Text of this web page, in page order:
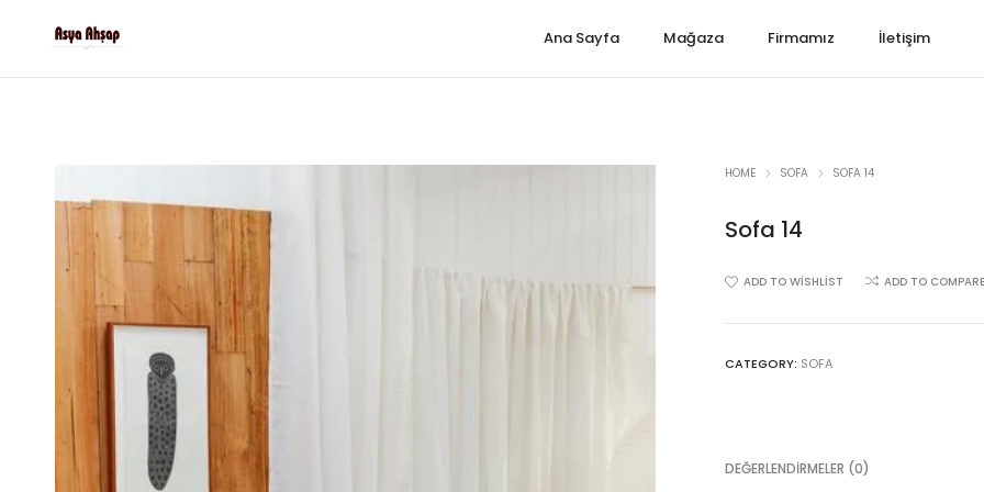
Ana Sayfa Mağaza Firmamız İletişim
HOME SOFA SOFA 14
Sofa 14
ADD TO WISHLIST ADD TO COMPARE
CATEGORY: SOFA
DEĞERLENDIRMELER (0)